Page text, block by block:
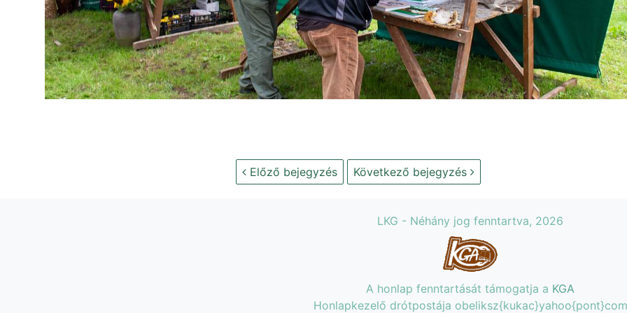
Előző bejegyzés Következő bejegyzés
LKG - Néhány jog fenntartva, 2026
A honlap fenntartását támogatja a KGA
Honlapkezelő drótpostája obeliksz{kukac}yahoo{pont}com